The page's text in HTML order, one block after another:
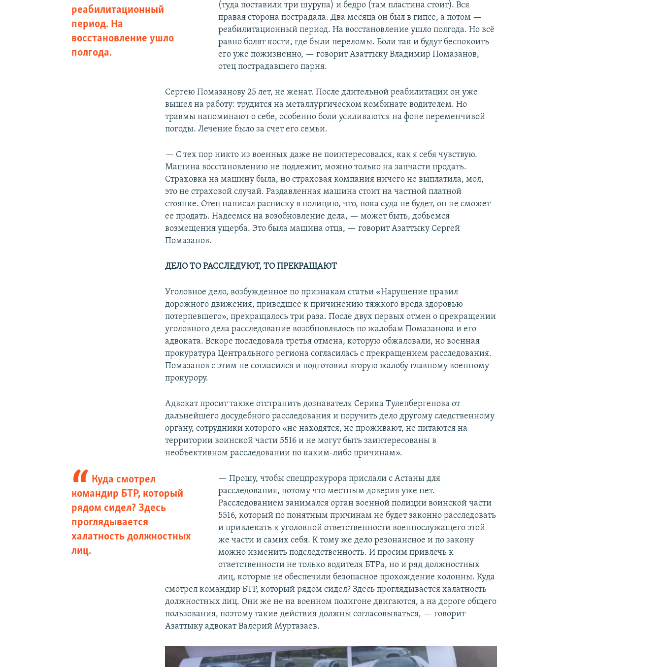
реабилитационный
период. На
восстановление ушло
полгода.
(туда поставили три шурупа) и бедро (там пластина стоит). Вся
правая сторона пострадала. Два месяца он был в гипсе, а потом —
реабилитационный период. На восстановление ушло полгода. Но всё
равно болят кости, где были переломы. Боли так и будут беспокоить
его уже пожизненно, — говорит Азаттыку Владимир Помазанов,
отец пострадавшего парня.
Сергею Помазанову 25 лет, не женат. После длительной реабилитации он уже
вышел на работу: трудится на металлургическом комбинате водителем. Но
травмы напоминают о себе, особенно боли усиливаются на фоне переменчивой
погоды. Лечение было за счет его семьи.
— С тех пор никто из военных даже не поинтересовался, как я себя чувствую.
Машина восстановлению не подлежит, можно только на запчасти продать.
Страховка на машину была, но страховая компания ничего не выплатила, мол,
это не страховой случай. Раздавленная машина стоит на частной платной
стоянке. Отец написал расписку в полицию, что, пока суда не будет, он не сможет
ее продать. Надеемся на возобновление дела, — может быть, добьемся
возмещения ущерба. Это была машина отца, — говорит Азаттыку Сергей
Помазанов.
ДЕЛО ТО РАССЛЕДУЮТ, ТО ПРЕКРАЩАЮТ
Уголовное дело, возбужденное по признакам статьи «Нарушение правил
дорожного движения, приведшее к причинению тяжкого вреда здоровью
потерпевшего», прекращалось три раза. После двух первых отмен о прекращении
уголовного дела расследование возобновлялось по жалобам Помазанова и его
адвоката. Вскоре последовала третья отмена, которую обжаловали, но военная
прокуратура Центрального региона согласилась с прекращением расследования.
Помазанов с этим не согласился и подготовил вторую жалобу главному военному
прокурору.
Адвокат просит также отстранить дознавателя Серика Тулепбергенова от
дальнейшего досудебного расследования и поручить дело другому следственному
органу, сотрудники которого «не находятся, не проживают, не питаются на
территории воинской части 5516 и не могут быть заинтересованы в
необъективном расследовании по каким-либо причинам».
Куда смотрел
командир БТР, который
рядом сидел? Здесь
проглядывается
халатность должностных
лиц.
— Прошу, чтобы спецпрокурора прислали с Астаны для
расследования, потому что местным доверия уже нет.
Расследованием занимался орган военной полиции воинской части
5516, который по понятным причинам не будет законно расследовать
и привлекать к уголовной ответственности военнослужащего этой
же части и самих себя. К тому же дело резонансное и по закону
можно изменить подследственность. И просим привлечь к
ответственности не только водителя БТРа, но и ряд должностных
лиц, которые не обеспечили безопасное прохождение колонны. Куда
смотрел командир БТР, который рядом сидел? Здесь проглядывается халатность
должностных лиц. Они же не на военном полигоне двигаются, а на дороге общего
пользования, поэтому такие действия должны согласовываться, — говорит
Азаттыку адвокат Валерий Муртазаев.